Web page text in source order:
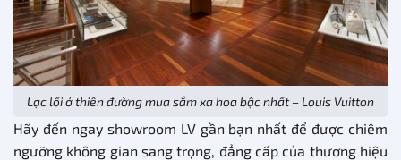
Lạc lối ở thiên đường mua sắm xa hoa bậc nhất – Louis Vuitton
Hãy đến ngay showroom LV gần bạn nhất để được chiêm
ngưỡng không gian sang trọng, đẳng cấp của thương hiệu